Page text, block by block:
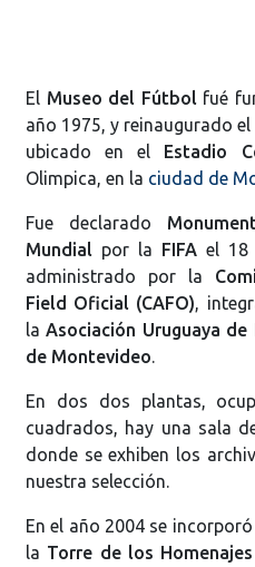
El Museo del Fútbolfué
año 1975, y reinaugurado
ubicado en el Estadio
Olimpica, en la ciudad de
Fue declarado
Mundial por la FIFAel 18
administrado por la
Field Oficial (CAFO),
laAsociación Uruguaya
de Montevideo.
En dos dos plantas,
cuadrados, hay una sala
donde se exhiben los
nuestra selección.
En el año 2004 se
la Torre de los